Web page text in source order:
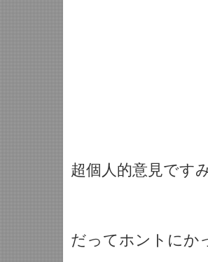
超個人的意見です
だってホントにか